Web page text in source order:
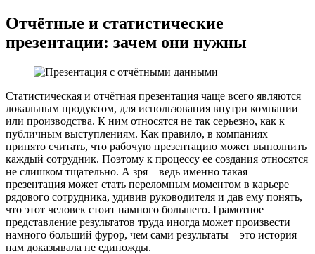
Отчётные и статистические
презентации: зачем они нужны
Статистическая и отчётная презентация чаще всего являются
локальным продуктом, для использования внутри компании
или производства. К ним относятся не так серьезно, как к
публичным выступлениям. Как правило, в компаниях
принято считать, что рабочую презентацию может выполнить
каждый сотрудник. Поэтому к процессу ее создания относятся
не слишком тщательно. А зря – ведь именно такая
презентация может стать переломным моментом в карьере
рядового сотрудника, удивив руководителя и дав ему понять,
что этот человек стоит намного большего. Грамотное
представление результатов труда иногда может произвести
намного больший фурор, чем сами результаты – это история
нам доказывала не единожды.